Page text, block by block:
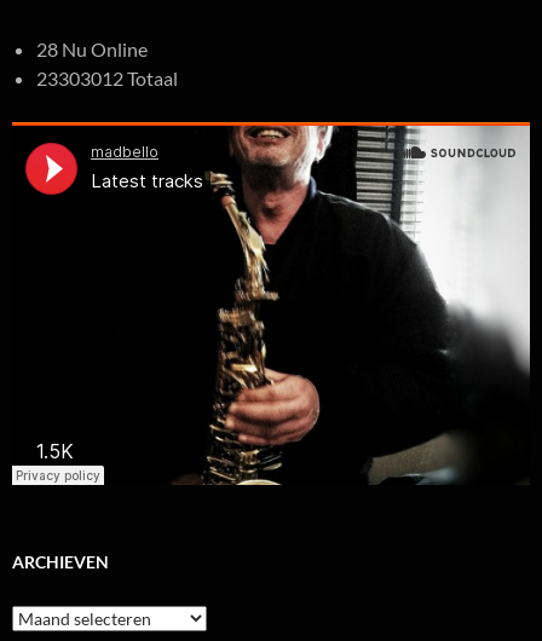
28 Nu Online
23303012 Totaal
ARCHIEVEN
Archieven